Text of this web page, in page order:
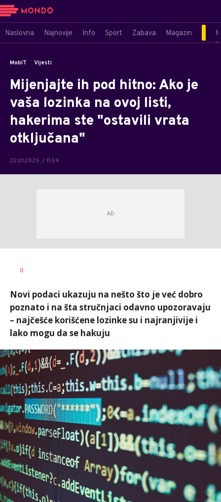
Naslovna Najnovije Info Sport Zabava Magazin
MobIT Vijesti
Mijenjajte ih pod hitno: Ako je
vaša lozinka na ovoj listi,
hakerima ste "ostavili vrata
otključana"
22.01.2025. / 11:59
AUTOR
0
Novi podaci ukazuju na nešto što je već dobro
poznato i na šta stručnjaci odavno upozoravaju
– najčešće korišćene lozinke su i najranjivije i
lako mogu da se hakuju